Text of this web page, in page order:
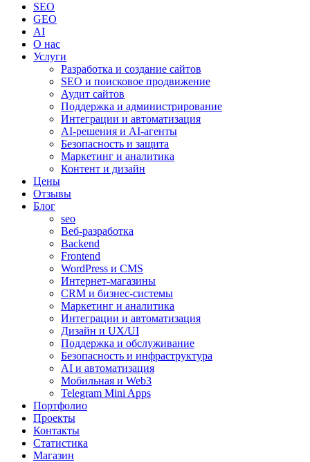
SEO
GEO
AI
О нас
Услуги
Разработка и создание сайтов
SEO и поисковое продвижение
Аудит сайтов
Поддержка и администрирование
Интеграции и автоматизация
AI-решения и AI-агенты
Безопасность и защита
Маркетинг и аналитика
Контент и дизайн
Цены
Отзывы
Блог
seo
Веб-разработка
Backend
Frontend
WordPress и CMS
Интернет-магазины
CRM и бизнес-системы
Маркетинг и аналитика
Интеграции и автоматизация
Дизайн и UX/UI
Поддержка и обслуживание
Безопасность и инфраструктура
AI и автоматизация
Мобильная и Web3
Telegram Mini Apps
Портфолио
Проекты
Контакты
Статистика
Магазин